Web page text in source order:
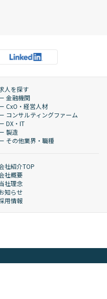
人を探す
金融機関
CxO・経営人材
コンサルティングファーム
DX・IT
製造
その他業界・職種
社紹介TOP
社概要
社理念
知らせ
用情報